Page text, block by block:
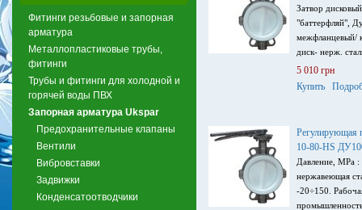
Фитинги резьбовые и запорная
арматура
Металлопластиковые трубы,
фитинги
Трубы и фитинги для холодной и
горячей воды ПВХ
Запорная арматура Ukspar
Предохранительные клапаны
Вентили
Вибровставки
Задвижки
Конденсатоотводчики
Затвор
"баттерфляй",
межфланцевый/
диск- нерж.
5 010 грн
Купить
Регулирующая
10-80-HS
Давление, MPa
нержавеющая
-20÷150.